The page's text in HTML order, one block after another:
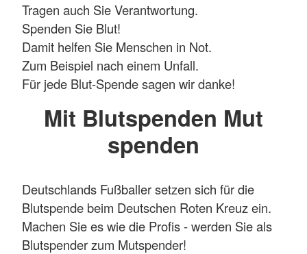
Tragen auch Sie Verantwortung.
Spenden Sie Blut!
Damit helfen Sie Menschen in Not.
Zum Beispiel nach einem Unfall.
Für jede Blut-Spende sagen wir danke!
Mit Blutspenden Mut
spenden
Deutschlands Fußballer setzen sich für die
Blutspende beim Deutschen Roten Kreuz ein.
Machen Sie es wie die Profis - werden Sie als
Blutspender zum Mutspender!